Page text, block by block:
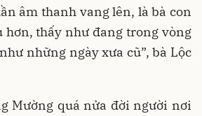
âm thanh vang lên, là bà con
hơn, thấy như đang trong vòng
những ngày xưa cũ”, bà Lộc
Mường quá nửa đời người nơi